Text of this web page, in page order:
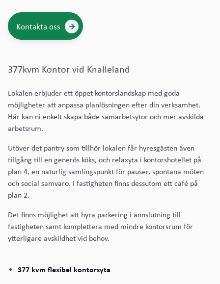
Kontakta oss 
377kvm Kontor vid Knalleland
Lokalen erbjuder ett öppet kontorslandskap med goda
möjligheter att anpassa planlösningen efter din verksamhet.
Här kan ni enkelt skapa både samarbetsytor och mer avskilda
arbetsrum.
Utöver det pantry som tillhör lokalen får hyresgästen även
tillgång till en generös köks, och relaxyta i kontorshotellet på
plan 4, en naturlig samlingspunkt för pauser, spontana möten
och social samvaro. I fastigheten finns dessutom ett café på
plan 2.
Det finns möjlighet att hyra parkering i annslutning till
fastigheten samt komplettera med mindre kontorsrum för
ytterligare avskildhet vid behov.
377 kvm flexibel kontorsyta